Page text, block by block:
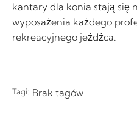
kantary dla konia stają się
wyposażenia każdego
rekreacyjnego jeźdźca.
Tagi: Brak tagów